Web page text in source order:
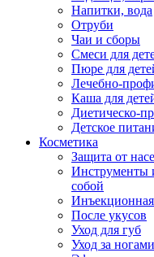
Напитки, вода
Отруби
Чаи и сборы
Смеси для
Пюре для
Лечебно-
Каша для
Диетическо-
Детское
Косметика
Защита от
Инструменты
собой
После укусов
Уход для губ
Уход за ногами